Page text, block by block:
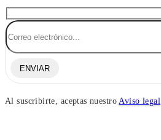
ENVIAR
Al suscribirte, aceptas nuestroAviso legal